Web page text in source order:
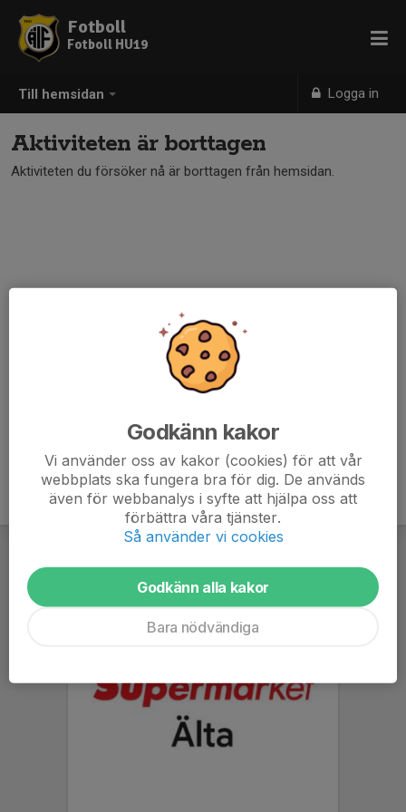
Till hemsidan Logga in
Fotboll
Fotboll HU19
Aktiviteten är borttagen
Aktiviteten du försöker nå är borttagen från hemsidan.
Godkänn kakor
Vi använder oss av kakor (cookies) för att vår
webbplats ska fungera bra för dig. De används
även för webbanalys i syfte att hjälpa oss att
förbättra våra tjänster.
Så använder vi cookies
Godkänn alla kakor
Bara nödvändiga